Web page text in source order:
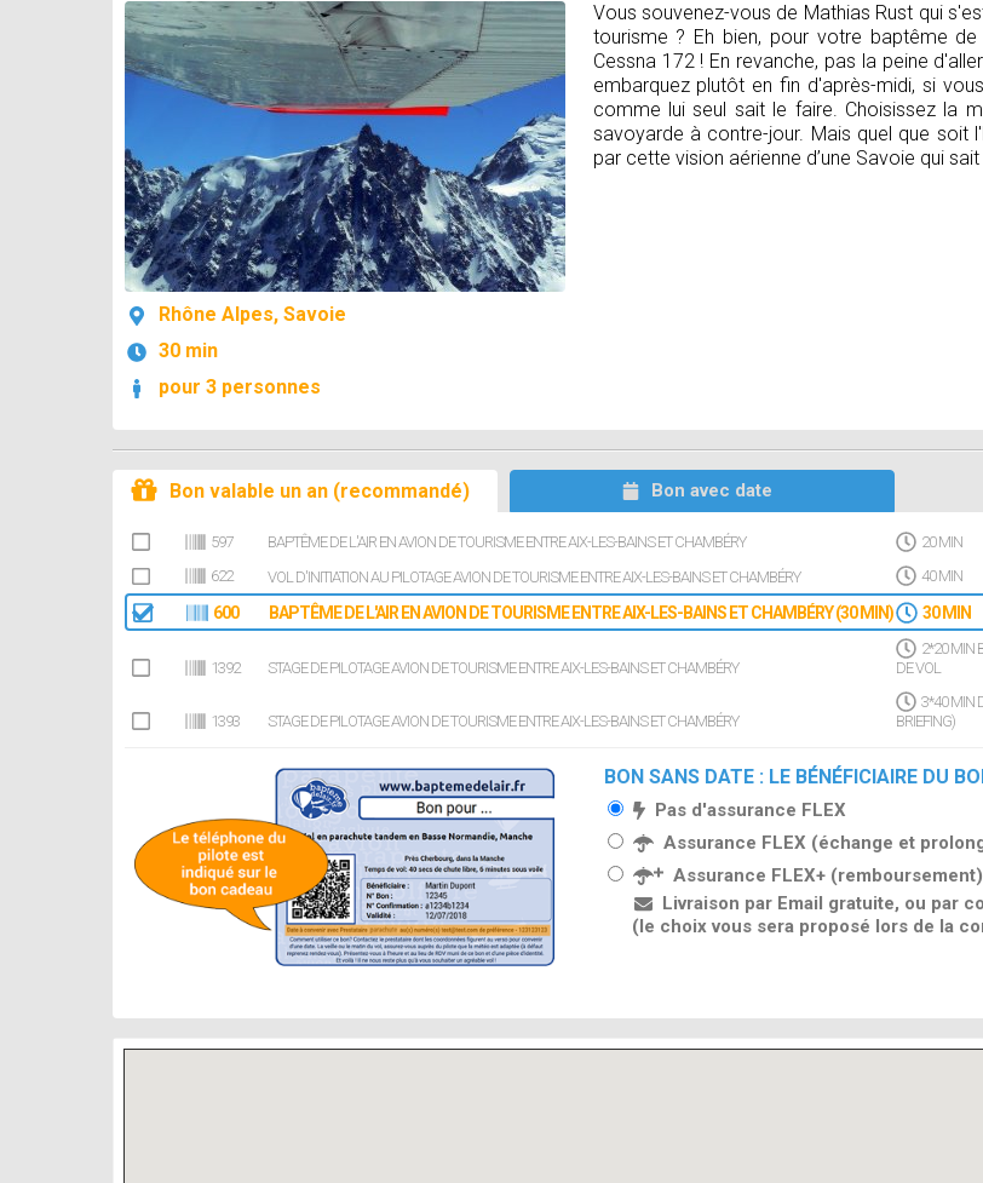
Rhône Alpes, Savoie
30 min
pour 3 personnes
Vous souvenez-vous de Mathias Rust qui
tourisme ? Eh bien, pour votre baptême
Cessna 172 ! En revanche, pas la peine
embarquez plutôt en fin d'après-midi, si
comme lui seul sait le faire. Choisissez la
savoyarde à contre-jour. Mais quel que soit
par cette vision aérienne d’une Savoie qui
Bon valable un an (recommandé) Bon avec date
597 BAPTÊME DE L'AIR EN AVION DE TOURISME ENTRE AIX-LES-BAINS ET CHAMBÉRY 20 MIN
622
VOL D'INITIATION AU PILOTAGE AVION DE TOURISME ENTRE AIX-LES-BAINS ET CHAMBÉRY 40 MIN
600 BAPTÊME DE L'AIR EN AVION DE TOURISME ENTRE AIX-LES-BAINS ET CHAMBÉRY (30 MIN) 30 MIN
1392 STAGE DE PILOTAGE AVION DE TOURISME ENTRE AIX-LES-BAINS ET CHAMBÉRY
2*20 MIN
DE VOL
1393 STAGE DE PILOTAGE AVION DE TOURISME ENTRE AIX-LES-BAINS ET CHAMBÉRY
3*40 MIN
BRIEFING)
BON SANS DATE : LE BÉNÉFICIAIRE DU
Pas d'assurance FLEX
Assurance FLEX (échange et
Assurance FLEX+ (remboursement)
Livraison par Email gratuite, ou par
(le choix vous sera proposé lors de la